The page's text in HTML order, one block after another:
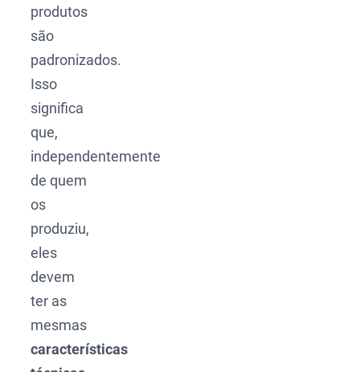
produtos
são
padronizados.
Isso
significa
que,
independentemente
de quem
os
produziu,
eles
devem
ter as
mesmas
características